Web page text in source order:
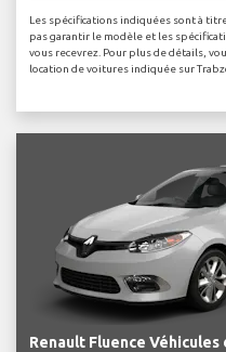
Les spécifications indiquées sont à
pas garantir le modèle et les
vous recevrez. Pour plus de détails,
location de voitures indiquée sur
Renault Fluence